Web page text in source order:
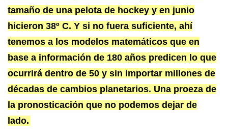
tamaño de una pelota de hockey y en junio
hicieron 38º C. Y si no fuera suficiente, ahí
tenemos a los modelos matemáticos que en
base a información de 180 años predicen lo que
ocurrirá dentro de 50 y sin importar millones de
décadas de cambios planetarios. Una proeza de
la pronosticación que no podemos dejar de
lado.